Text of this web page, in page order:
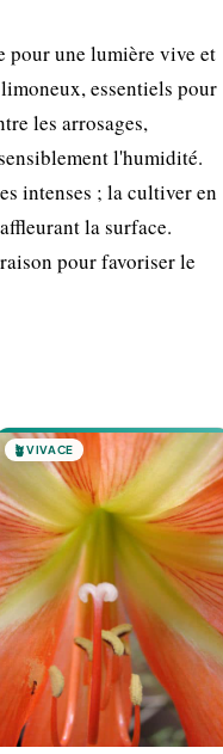
pour une lumière vive et
essentiels pour
les arrosages,
l'humidité.
intenses ; la cultiver en
la surface.
pour favoriser le
🪴VIVACE